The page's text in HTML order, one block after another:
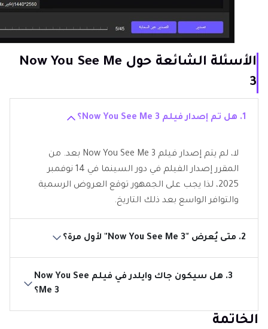
الأسئلة الشائعة حول Now You See Me
3
1. هل تم إصدار فيلم Now You See Me 3؟
لا، لم يتم إصدار فيلم Now You See Me 3 بعد. من
المقرر إصدار الفيلم في دور السينما في 14 نوفمبر
2025، لذا يجب على الجمهور توقع العروض الرسمية
والتوافر الواسع بعد ذلك التاريخ.
2. متى يُعرض "Now You See Me 3" لأول مرة؟
3. هل سيكون جاك وايلدر في فيلم Now You See
Me 3؟
الخاتمة